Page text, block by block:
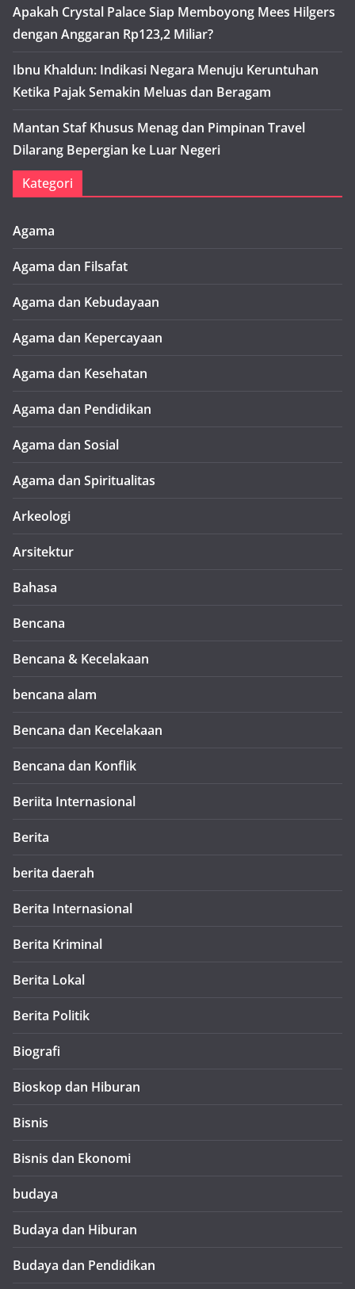
Apakah Crystal Palace Siap Memboyong Mees Hilgers
dengan Anggaran Rp123,2 Miliar?
Ibnu Khaldun: Indikasi Negara Menuju Keruntuhan
Ketika Pajak Semakin Meluas dan Beragam
Mantan Staf Khusus Menag dan Pimpinan Travel
Dilarang Bepergian ke Luar Negeri
Kategori
Agama
Agama dan Filsafat
Agama dan Kebudayaan
Agama dan Kepercayaan
Agama dan Kesehatan
Agama dan Pendidikan
Agama dan Sosial
Agama dan Spiritualitas
Arkeologi
Arsitektur
Bahasa
Bencana
Bencana & Kecelakaan
bencana alam
Bencana dan Kecelakaan
Bencana dan Konflik
Beriita Internasional
Berita
berita daerah
Berita Internasional
Berita Kriminal
Berita Lokal
Berita Politik
Biografi
Bioskop dan Hiburan
Bisnis
Bisnis dan Ekonomi
budaya
Budaya dan Hiburan
Budaya dan Pendidikan